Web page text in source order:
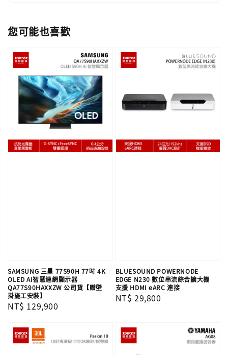
您可能也喜歡
SAMSUNG 三星 77S90H 77吋 4K
OLED AI智慧連網顯示器
QA77S90HAXXZW 公司貨【贈壁
掛施工安裝】
Regular
NT$ 129,900
BLUESOUND POWERNODE
EDGE N230 數位串流綜合擴大機
支援 HDMI eARC 連接
Regular
NT$ 29,800